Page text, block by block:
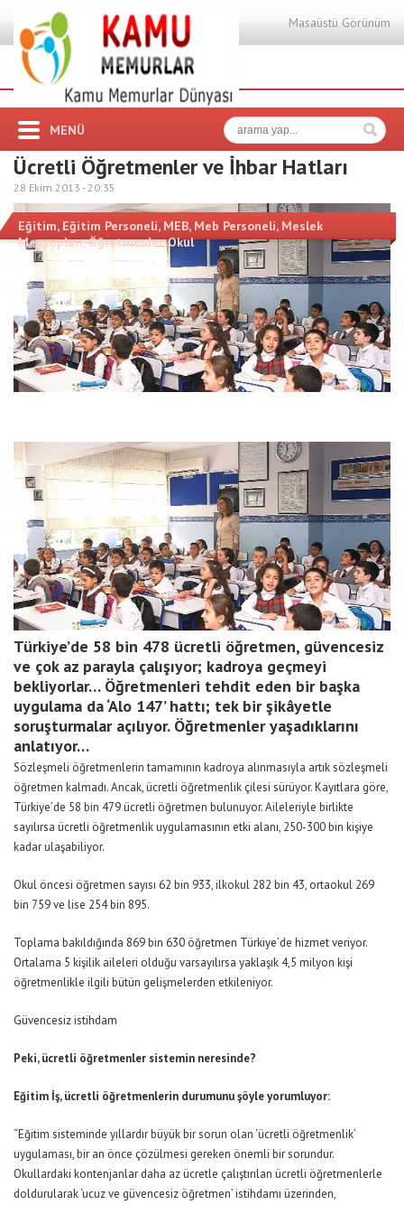
Masaüstü Görünüm
MENÜ
Ücretli Öğretmenler ve İhbar Hatları
28 Ekim 2013 -20:35
Eğitim, Eğitim Personeli, MEB, Meb Personeli, Meslek
Mensupları,Öğretmenler,Okul
Türkiye’de 58 bin 478 ücretli öğretmen, güvencesiz
ve çok az parayla çalışıyor; kadroya geçmeyi
bekliyorlar… Öğretmenleri tehdit eden bir başka
uygulama da ‘Alo 147’ hattı; tek bir şikâyetle
soruşturmalar açılıyor. Öğretmenler yaşadıklarını
anlatıyor…
Sözleşmeli öğretmenlerin tamamının kadroya alınmasıyla artık sözleşmeli
öğretmen kalmadı. Ancak, ücretli öğretmenlik çilesi sürüyor. Kayıtlara göre,
Türkiye’de 58 bin 479 ücretli öğretmen bulunuyor. Aileleriyle birlikte
sayılırsa ücretli öğretmenlik uygulamasının etki alanı, 250-300 bin kişiye
kadar ulaşabiliyor.
Okul öncesi öğretmen sayısı 62 bin 933, ilkokul 282 bin 43, ortaokul 269
bin 759 ve lise 254 bin 895.
Toplama bakıldığında 869 bin 630 öğretmen Türkiye’de hizmet veriyor.
Ortalama 5 kişilik aileleri olduğu varsayılırsa yaklaşık 4,5 milyon kişi
öğretmenlikle ilgili bütün gelişmelerden etkileniyor.
Güvencesiz istihdam
Peki, ücretli öğretmenler sistemin neresinde?
Eğitim İş, ücretli öğretmenlerin durumunu şöyle yorumluyor:
“Eğitim sisteminde yıllardır büyük bir sorun olan ‘ücretli öğretmenlik’
uygulaması, bir an önce çözülmesi gereken önemli bir sorundur.
Okullardaki kontenjanlar daha az ücretle çalıştırılan ücretli öğretmenlerle
doldurularak ‘ucuz ve güvencesiz öğretmen’ istihdamı üzerinden,